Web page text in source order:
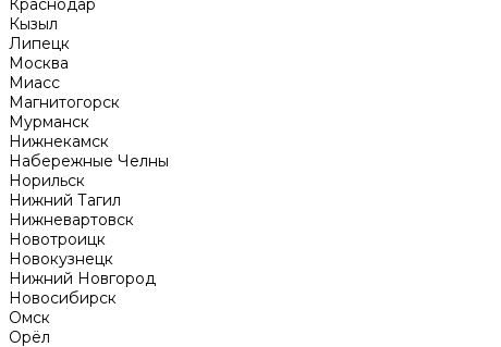
Краснодар
Кызыл
Липецк
Москва
Миасс
Магнитогорск
Мурманск
Нижнекамск
Набережные Челны
Норильск
Нижний Тагил
Нижневартовск
Новотроицк
Новокузнецк
Нижний Новгород
Новосибирск
Омск
Орёл